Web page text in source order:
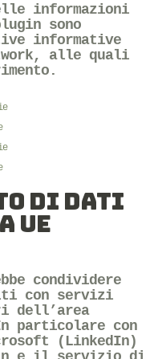
informazioni
sono
informative
alle quali
DI DATI
UE
condividere
con servizi
dell’area
particolare con
(LinkedIn)